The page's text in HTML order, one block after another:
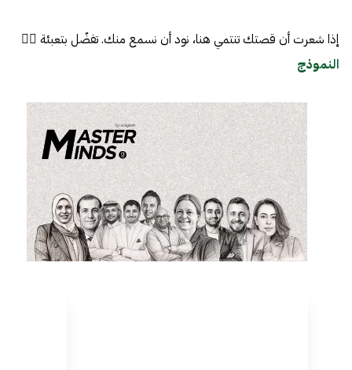
إذا شعرت أن قصتك تنتمي هنا، نود أن نسمع منك. تفضّل بتعبئة 👈🏼
النموذج